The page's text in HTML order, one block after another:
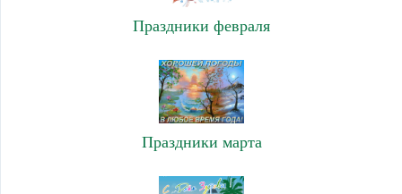
Праздники февраля
Праздники марта